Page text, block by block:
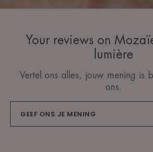
Your reviews on
lumière
Vertel ons alles, jouw mening is
ons.
GEEF ONS JE MENING